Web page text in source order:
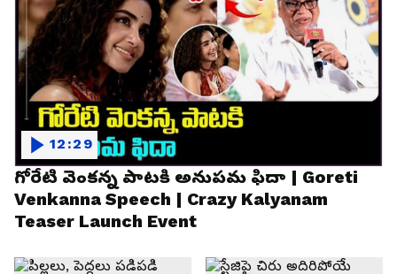
గోరేటి వెంకన్న పాటకి అనుపమ ఫిదా | Goreti
Venkanna Speech | Crazy Kalyanam
Teaser Launch Event
12:29